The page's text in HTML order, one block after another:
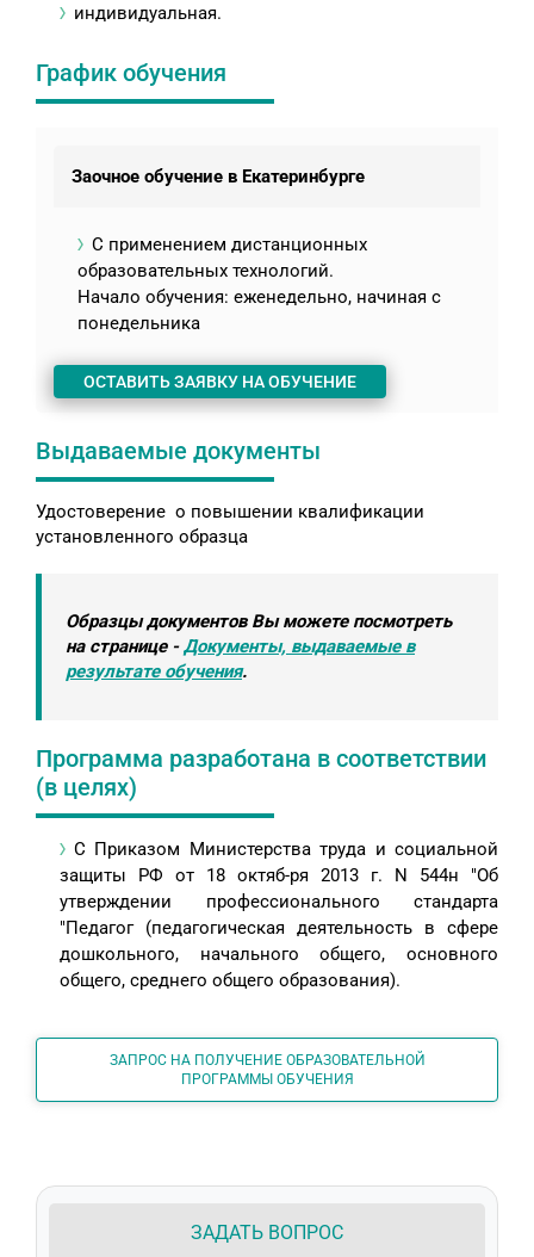
индивидуальная.
График обучения
Заочное обучение в Екатеринбурге
С применением дистанционных
образовательных технологий.
Начало обучения: еженедельно, начиная с
понедельника
ОСТАВИТЬ ЗАЯВКУ НА ОБУЧЕНИЕ
Выдаваемые документы
Удостоверение о повышении квалификации
установленного образца
Образцы документов Вы можете посмотреть
на странице -Документы, выдаваемые в
результате обучения.
Программа разработана в соответствии
(в целях)
С Приказом Министерства труда и социальной
защиты РФ от 18 октяб-ря 2013 г. N 544н "Об
утверждении профессионального стандарта
"Педагог (педагогическая деятельность в сфере
дошкольного, начального общего, основного
общего, среднего общего образования).
ЗАПРОС НА ПОЛУЧЕНИЕ ОБРАЗОВАТЕЛЬНОЙ
ПРОГРАММЫ ОБУЧЕНИЯ
ЗАДАТЬ ВОПРОС